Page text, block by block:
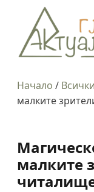
Начало /
малките
малките